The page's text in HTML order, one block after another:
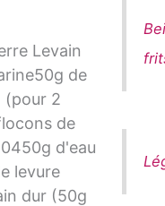
Levain
de
(pour 2
de
d'eau
levure
dur (50g